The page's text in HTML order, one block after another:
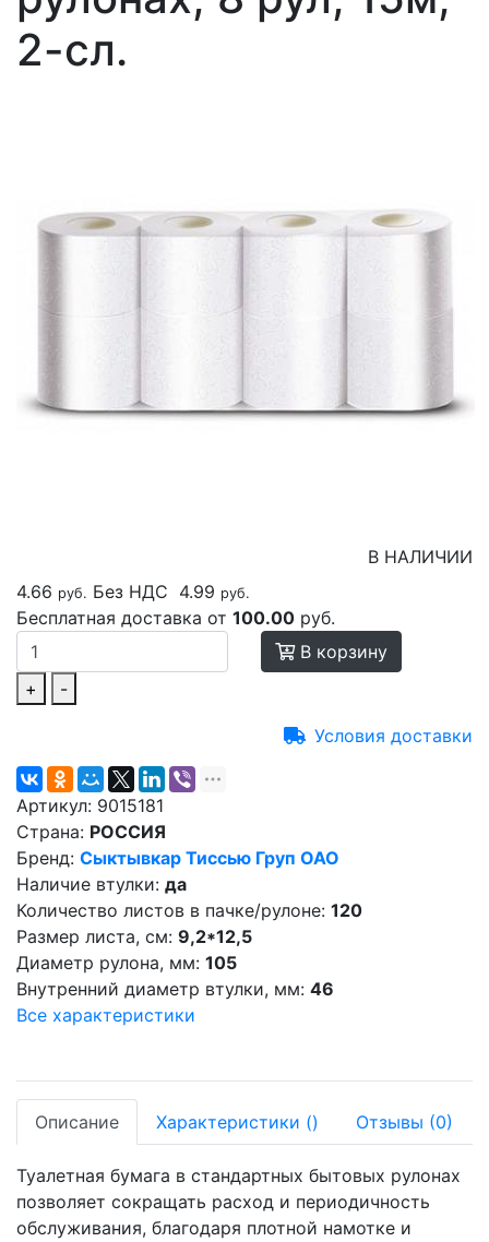
2-сл.
В НАЛИЧИИ
4.66 руб. Без НДС 4.99 руб.
Бесплатная доставка от 100.00 руб.
+ -
В корзину
Условия доставки
Артикул: 9015181
Страна: РОССИЯ
Бренд: Сыктывкар Тиссью Груп ОАО
Наличие втулки: да
Количество листов в пачке/рулоне: 120
Размер листа, см: 9,2*12,5
Диаметр рулона, мм: 105
Внутренний диаметр втулки, мм: 46
Все характеристики
Описание Характеристики () Отзывы (0)
Туалетная бумага в стандартных бытовых рулонах
позволяет сокращать расход и периодичность
обслуживания, благодаря плотной намотке и